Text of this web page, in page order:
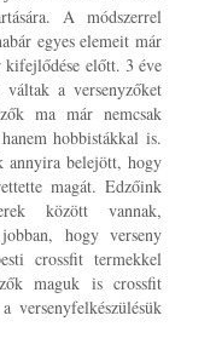
A módszerrel
egyes elemeit már
kifejlődése előtt. 3 éve
váltak a versenyzőket
ma már nemcsak
hobbistákkal is.
annyira belejött, hogy
magát. Edzőink
között vannak,
hogy verseny
crossfit termekkel
maguk is crossfit